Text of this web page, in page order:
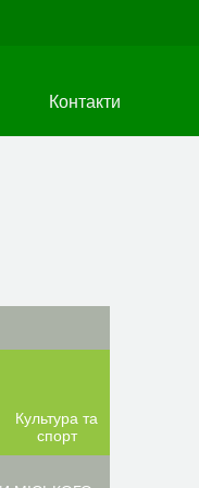
Контакти
Культура та
спорт